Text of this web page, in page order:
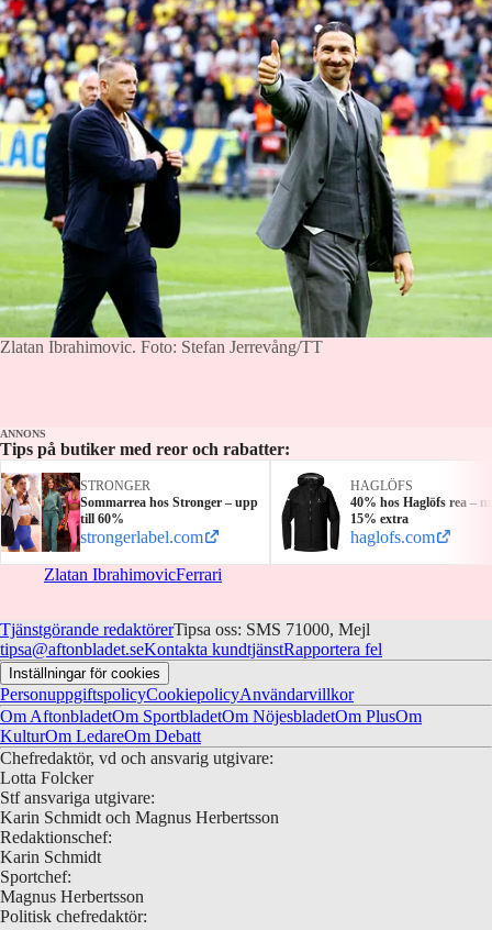
Zlatan Ibrahimovic. Foto: Stefan Jerrevång/TT
ANNONS
Tips på butiker med reor och rabatter:
STRONGER
Sommarrea hos Stronger – upp
till 60%
strongerlabel.com
HAGLÖFS
40% hos Haglöfs rea –
15% extra
haglofs.com
Zlatan IbrahimovicFerrari
Tjänstgörande redaktörerTipsa oss: SMS 71000, Mejl
tipsa@aftonbladet.seKontakta kundtjänstRapportera fel
Inställningar för cookies
PersonuppgiftspolicyCookiepolicyAnvändarvillkor
Om AftonbladetOm SportbladetOm NöjesbladetOm PlusOm
KulturOm LedareOm Debatt
Chefredaktör, vd och ansvarig utgivare:
Lotta Folcker
Stf ansvariga utgivare:
Karin Schmidt och Magnus Herbertsson
Redaktionschef:
Karin Schmidt
Sportchef:
Magnus Herbertsson
Politisk chefredaktör: